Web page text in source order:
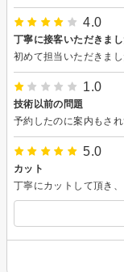
4.0
丁寧に接客いただきまし
1.0
技術以前の問題
予約したのに案内もさ
5.0
カット
丁寧にカットして頂き